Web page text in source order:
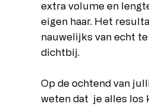
extra volume en
eigen haar. Het
nauwelijks van echt
dichtbij.
Op de ochtend van
weten dat je alles los